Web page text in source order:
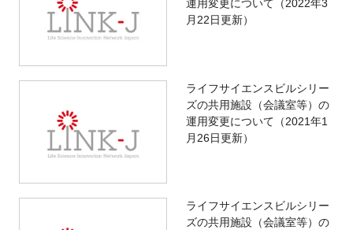
運用変更について（2022年3
月22日更新）
ライフサイエンスビルシリー
ズの共用施設（会議室等）の
運用変更について（2021年1
月26日更新）
ライフサイエンスビルシリー
ズの共用施設（会議室等）の